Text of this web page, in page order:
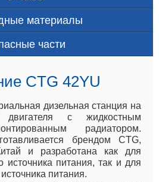
материалы
части
CTG 42YU
дизельная станция на
двигателя с жидкостным
радиатором.
брендом CTG,
и разработана как для
источника питания, так и для
питания.